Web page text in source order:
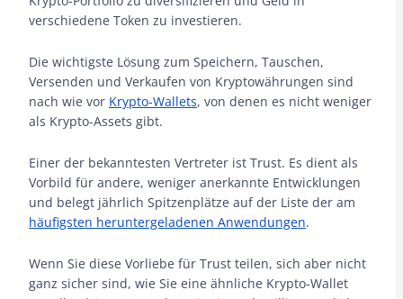
verschiedene Token zu investieren.
Die wichtigste Lösung zum Speichern, Tauschen,
Versenden und Verkaufen von Kryptowährungen sind
nach wie vor Krypto-Wallets, von denen es nicht weniger
als Krypto-Assets gibt.
Einer der bekanntesten Vertreter ist Trust. Es dient als
Vorbild für andere, weniger anerkannte Entwicklungen
und belegt jährlich Spitzenplätze auf der Liste der am
häufigsten heruntergeladenen Anwendungen.
Wenn Sie diese Vorliebe für Trust teilen, sich aber nicht
ganz sicher sind, wie Sie eine ähnliche Krypto-Wallet